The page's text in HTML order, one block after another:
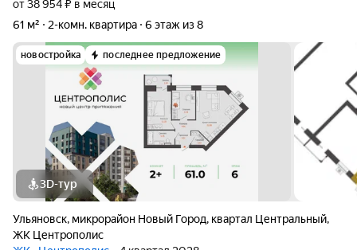
от 38 954 ₽ в месяц
61 м²
2-комн. квартира 6 этаж из 8
новостройка последнее предложение
3D-тур
Ульяновск, микрорайон Новый Город, квартал Центральный,
ЖК Центрополис